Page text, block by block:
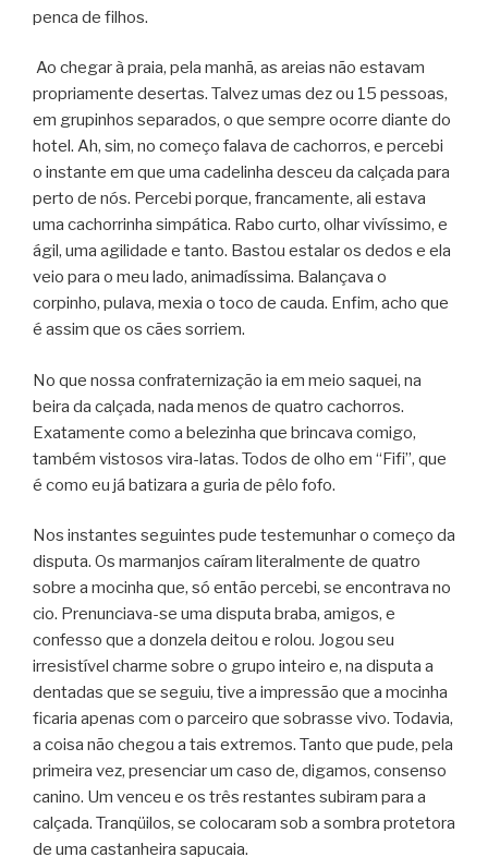
penca de filhos.
Ao chegar à praia, pela manhã, as areias não estavam
propriamente desertas. Talvez umas dez ou 15 pessoas,
em grupinhos separados, o que sempre ocorre diante do
hotel. Ah, sim, no começo falava de cachorros, e percebi
o instante em que uma cadelinha desceu da calçada para
perto de nós. Percebi porque, francamente, ali estava
uma cachorrinha simpática. Rabo curto, olhar vivíssimo, e
ágil, uma agilidade e tanto. Bastou estalar os dedos e ela
veio para o meu lado, animadíssima. Balançava o
corpinho, pulava, mexia o toco de cauda. Enfim, acho que
é assim que os cães sorriem.
No que nossa confraternização ia em meio saquei, na
beira da calçada, nada menos de quatro cachorros.
Exatamente como a belezinha que brincava comigo,
também vistosos vira-latas. Todos de olho em “Fifi”, que
é como eu já batizara a guria de pêlo fofo.
Nos instantes seguintes pude testemunhar o começo da
disputa. Os marmanjos caíram literalmente de quatro
sobre a mocinha que, só então percebi, se encontrava no
cio. Prenunciava-se uma disputa braba, amigos, e
confesso que a donzela deitou e rolou. Jogou seu
irresistível charme sobre o grupo inteiro e, na disputa a
dentadas que se seguiu, tive a impressão que a mocinha
ficaria apenas com o parceiro que sobrasse vivo. Todavia,
a coisa não chegou a tais extremos. Tanto que pude, pela
primeira vez, presenciar um caso de, digamos, consenso
canino. Um venceu e os três restantes subiram para a
calçada. Tranqüilos, se colocaram sob a sombra protetora
de uma castanheira sapucaia.